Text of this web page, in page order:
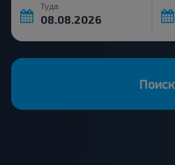
Туда
Поиск